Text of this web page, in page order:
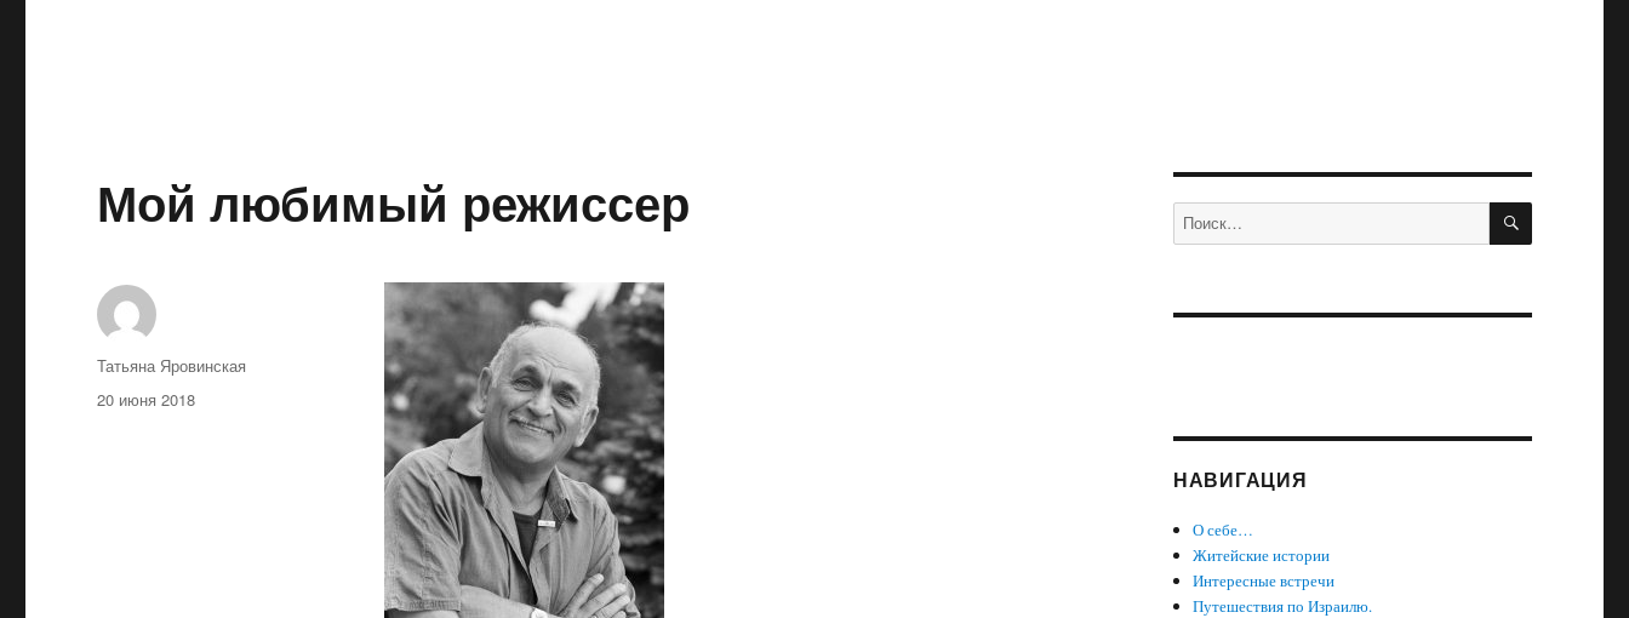
Мой любимый режиссер
Автор
Татьяна Яровинская
Опубликовано
20 июня 2018
Искать: ПОИСК
НАВИГАЦИЯ
О себе…
Житейские истории
Интересные встречи
Путешествия по Израилю.